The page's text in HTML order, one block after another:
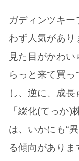
ガディンツキー
わず人気があり
見た目がかわ
らっと来て買
し、逆に、成
「綴化(てっか)
は、いかにも“
る傾向がありま